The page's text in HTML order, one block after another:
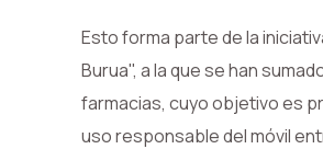
Esto forma parte de la
Burua", a la que se han
farmacias, cuyo objetivo es
uso responsable del móvil